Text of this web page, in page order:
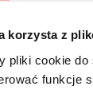
korzysta z
pliki cookie do
funkcje